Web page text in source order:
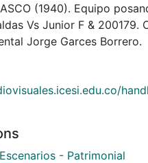
(1940). Equipo
Vs Junior F & 200179.
Jorge Garces Borrero.
- Patrimonial